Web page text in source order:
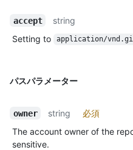
accept
string
Setting to
application/
パスパラメーター
owner string
必須
The account owner of the
sensitive.